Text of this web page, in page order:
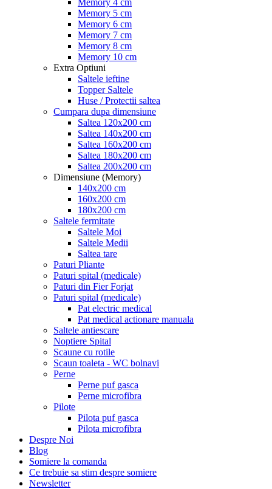
Memory 5 cm
Memory 6 cm
Memory 7 cm
Memory 8 cm
Memory 10 cm
Extra Optiuni
Saltele ieftine
Topper Saltele
Huse / Protectii saltea
Cumpara dupa dimensiune
Saltea 120x200 cm
Saltea 140x200 cm
Saltea 160x200 cm
Saltea 180x200 cm
Saltea 200x200 cm
Dimensiune (Memory)
140x200 cm
160x200 cm
180x200 cm
Saltele fermitate
Saltele Moi
Saltele Medii
Saltea tare
Paturi Pliante
Paturi spital (medicale)
Paturi din Fier Forjat
Paturi spital (medicale)
Pat electric medical
Pat medical actionare manuala
Saltele antiescare
Noptiere Spital
Scaune cu rotile
Scaun toaleta - WC bolnavi
Perne
Perne puf gasca
Perne microfibra
Pilote
Pilota puf gasca
Pilota microfibra
Despre Noi
Blog
Somiere la comanda
Ce trebuie sa stim despre somiere
Newsletter